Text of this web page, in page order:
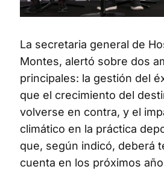
La secretaria general de
Montes, alertó sobre dos
principales: la gestión del
que el crecimiento del
volverse en contra, y el
climático en la práctica
que, según indicó, deberá
cuenta en los próximos